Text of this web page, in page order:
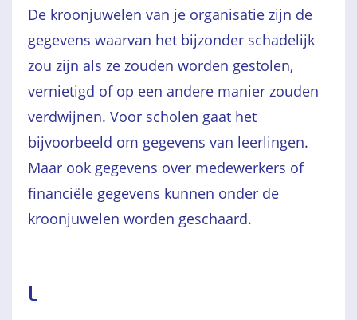
De kroonjuwelen van je organisatie zijn de
gegevens waarvan het bijzonder schadelijk
zou zijn als ze zouden worden gestolen,
vernietigd of op een andere manier zouden
verdwijnen. Voor scholen gaat het
bijvoorbeeld om gegevens van leerlingen.
Maar ook gegevens over medewerkers of
financiële gegevens kunnen onder de
kroonjuwelen worden geschaard.
L